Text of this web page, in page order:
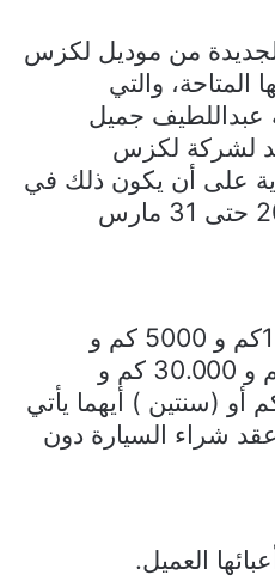
من موديل لكزس
المتاحة، والتي
عبداللطيف جميل
لشركة لكزس
على أن يكون ذلك في
10000 كم و 20,000 كم و 30.000 كم و
شراء السيارة دون
العميل.